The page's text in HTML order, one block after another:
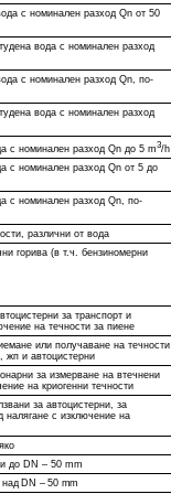
с номинален разход Qn от 50
вода с номинален разход
с номинален разход Qn, по-
вода с номинален разход
с номинален разход Qn до 5 m3/h
с номинален разход Qn от 5 до
с номинален разход Qn, по-
различни от вода
горива (в т.ч. бензиномерни
за транспорт и
на течности за пиене
или получаване на течности
жп и автоцистерни
за измерване на втечнени
на криогенни течности
за автоцистерни, за
налягане с изключение на
до DN – 50 mm
над DN – 50 mm